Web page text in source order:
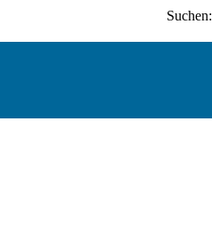
Suchen: